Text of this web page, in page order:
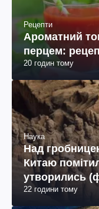
Рецепти
Ароматний
перцем:
20 годин тому
Наука
Над
Китаю
утворились
22 години тому